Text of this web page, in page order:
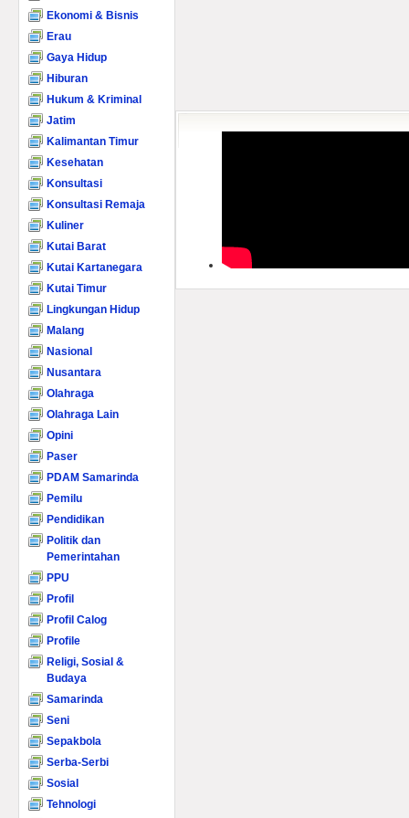
Ekonomi & Bisnis
Erau
Gaya Hidup
Hiburan
Hukum & Kriminal
Jatim
Kalimantan Timur
Kesehatan
Konsultasi
Konsultasi Remaja
Kuliner
Kutai Barat
Kutai Kartanegara
Kutai Timur
Lingkungan Hidup
Malang
Nasional
Nusantara
Olahraga
Olahraga Lain
Opini
Paser
PDAM Samarinda
Pemilu
Pendidikan
Politik dan
Pemerintahan
PPU
Profil
Profil Calog
Profile
Religi, Sosial &
Budaya
Samarinda
Seni
Sepakbola
Serba-Serbi
Sosial
Tehnologi